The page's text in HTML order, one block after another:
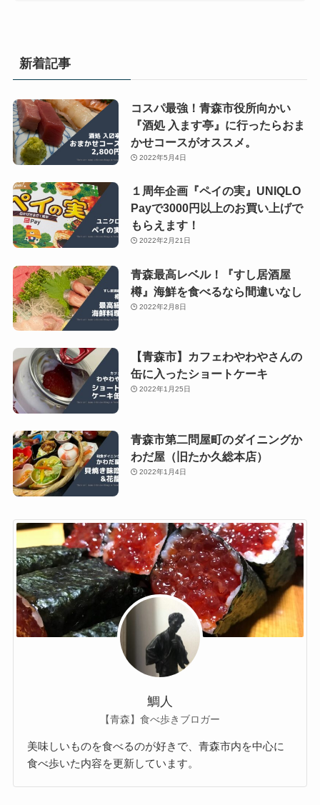
新着記事
コスパ最強！青森市役所向かい
『酒処 入ます亭』に行ったらおま
かせコースがオススメ。
2022年5月4日
１周年企画『ペイの実』UNIQLO
Payで3000円以上のお買い上げで
もらえます！
2022年2月21日
青森最高レベル！『すし居酒屋
樽』海鮮を食べるなら間違いなし
2022年2月8日
【青森市】カフェわやわやさんの
缶に入ったショートケーキ
2022年1月25日
青森市第二問屋町のダイニングか
わだ屋（旧たか久総本店）
2022年1月4日
鯛人
【青森】食べ歩きブロガー
美味しいものを食べるのが好きで、青森市内を中心に
食べ歩いた内容を更新しています。